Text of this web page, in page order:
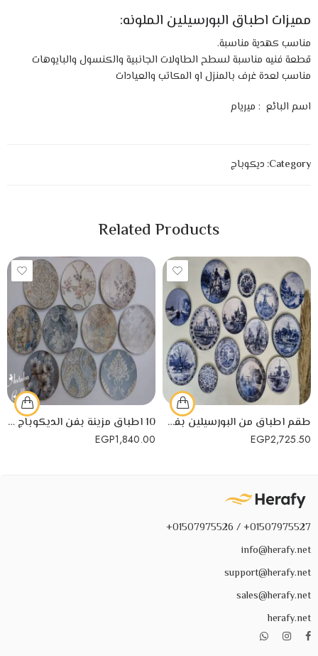
مميزات اطباق البورسيلين الملونه:
مناسب كهدية مناسبة.
قطعة فنيه مناسبة لسطح الطاولات الجانبية والكنسول والبايوهات
مناسب لعدة غرف بالمنزل او المكاتب والعيادات
اسم البائع : ميريام
Category: ديكوباج
Related Products
طقم اطباق من البورسيلين بفن الديكوباج الملون لديكور المنزل مكون من 14 قطعه
EGP2,725.50
10 اطباق مزينة بفن الديكوباج بزينة عصرية
EGP1,840.00
01507975527+ / 01507975526+
info@herafy.net
support@herafy.net
sales@herafy.net
herafy.net